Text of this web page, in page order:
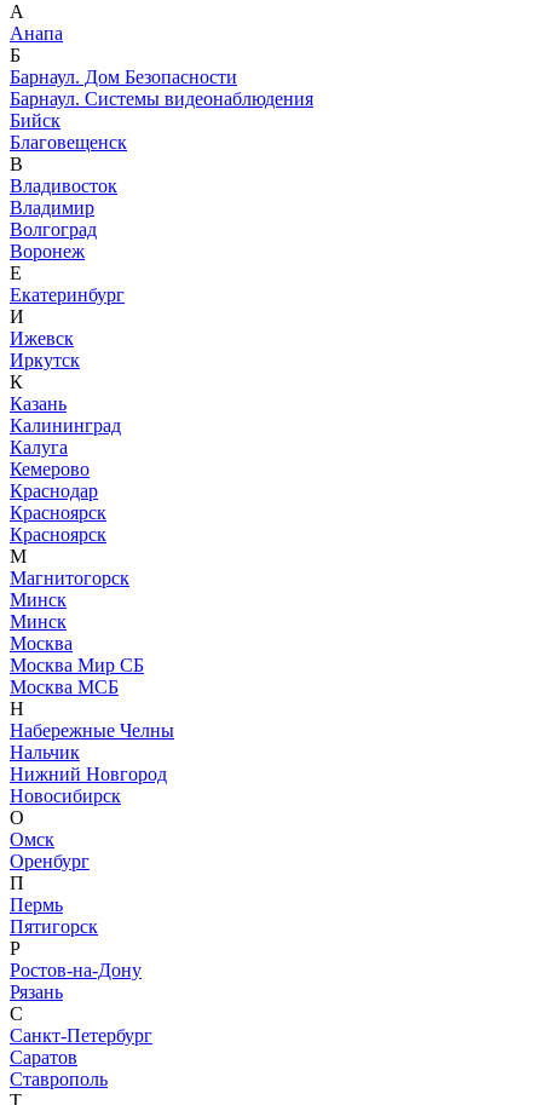
А
Анапа
Б
Барнаул. Дом Безопасности
Барнаул. Системы видеонаблюдения
Бийск
Благовещенск
В
Владивосток
Владимир
Волгоград
Воронеж
Е
Екатеринбург
И
Ижевск
Иркутск
К
Казань
Калининград
Калуга
Кемерово
Краснодар
Красноярск
Красноярск
М
Магнитогорск
Минск
Минск
Москва
Москва Мир СБ
Москва МСБ
Н
Набережные Челны
Нальчик
Нижний Новгород
Новосибирск
О
Омск
Оренбург
П
Пермь
Пятигорск
Р
Ростов-на-Дону
Рязань
С
Санкт-Петербург
Саратов
Ставрополь
Т